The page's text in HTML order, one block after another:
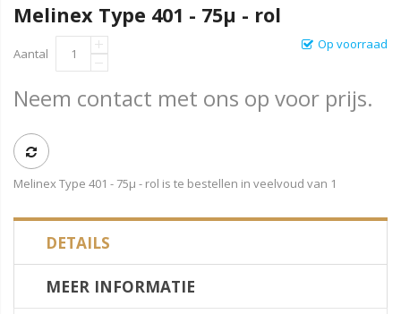
Melinex Type 401 - 75µ - rol
Op voorraad
Aantal
Neem contact met ons op voor prijs.
Melinex Type 401 - 75µ - rol is te bestellen in veelvoud van 1
DETAILS
MEER INFORMATIE